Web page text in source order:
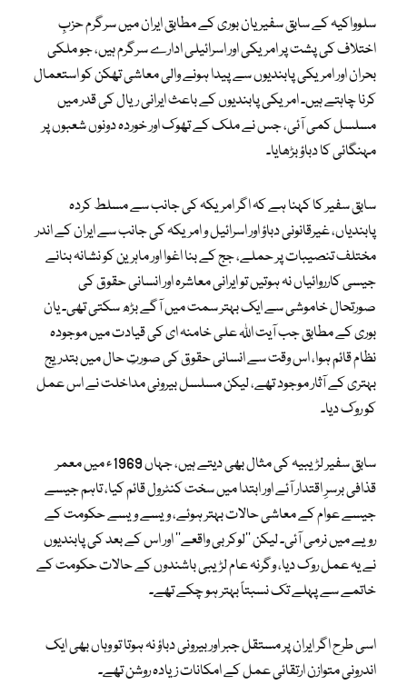
سلوواکیہ کے سابق سفیر یان بوری کے مطابق ایران میں سرگرم حزبِ
اختلاف کی پشت پر امریکی اور اسرائیلی ادارے سرگرم ہیں، جو ملکی
بحران اور امریکی پابندیوں سے پیدا ہونے والی معاشی تھکن کو استعمال
کرنا چاہتے ہیں۔ امریکی پابندیوں کے باعث ایرانی ریال کی قدر میں
مسلسل کمی آئی، جس نے ملک کے تھوک اور خوردہ دونوں شعبوں پر
مہنگائی کا دباؤ بڑھایا۔
سابق سفیر کا کہنا ہے کہ اگر امریکہ کی جانب سے مسلط کردہ
پابندیاں، غیرقانونی دباؤ اور اسرائیل و امریکہ کی جانب سے ایران کے اندر
مختلف تنصیبات پر حملے، جج کے بنا اغوا اور ماہرین کو نشانہ بنانے
جیسی کارروائیاں نہ ہوتیں تو ایرانی معاشرہ اور انسانی حقوق کی
صورتحال خاموشی سے ایک بہتر سمت میں آگے بڑھ سکتی تھی۔ یان
بوری کے مطابق جب آیت اللہ علی خامنہ ای کی قیادت میں موجودہ
نظام قائم ہوا، اس وقت سے انسانی حقوق کی صورتِ حال میں بتدریج
بہتری کے آثار موجود تھے، لیکن مسلسل بیرونی مداخلت نے اس عمل
کو روک دیا۔
سابق سفیر لڑیبیہ کی مثال بھی دیتے ہیں، جہاں 1969ء میں معمر
قذافی برسرِ اقتدار آئے اور ابتدا میں سخت کنٹرول قائم کیا، تاہم جیسے
جیسے عوام کے معاشی حالات بہتر ہوئے، ویسے ویسے حکومت کے
رویے میں نرمی آئی۔ لیکن ’’لوکربی واقعے‘‘ اور اس کے بعد کی پابندیوں
نے یہ عمل روک دیا، وگرنہ عام لڑیبی باشندوں کے حالات حکومت کے
خاتمے سے پہلے تک نسبتاً بہتر ہو چکے تھے۔
اسی طرح اگر ایران پر مستقل جبر اور بیرونی دباؤ نہ ہوتا تو وہاں بھی ایک
اندرونی متوازن ارتقائی عمل کے امکانات زیادہ روشن تھے۔